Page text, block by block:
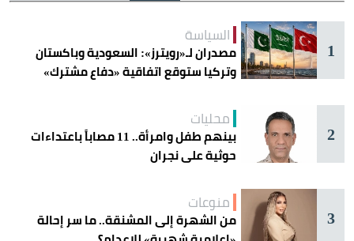
1
السياسة
مصدران لـ«رويترز»: السعودية وباكستان
وتركيا ستوقع اتفاقية «دفاع مشترك»
2
محليات
بينهم طفل وامرأة.. 11 مصاباً باعتداءات
حوثية على نجران
3
منوعات
من الشهرة إلى المشنقة.. ما سر إحالة